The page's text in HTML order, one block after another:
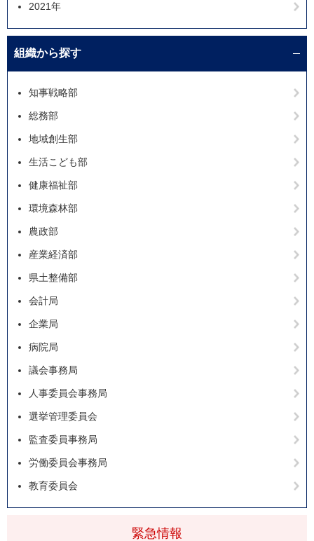
緊急情報
2021年
組織から探す
知事戦略部
総務部
地域創生部
生活こども部
健康福祉部
環境森林部
農政部
産業経済部
県土整備部
会計局
企業局
病院局
議会事務局
人事委員会事務局
選挙管理委員会
監査委員事務局
労働委員会事務局
教育委員会